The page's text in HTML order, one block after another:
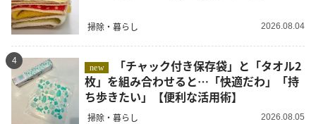
掃除・暮らし 2026.08.04
4
new
枚」を組み合わせると…「快適だわ」「持
ち歩きたい」【便利な活用術】
掃除・暮らし 2026.08.05